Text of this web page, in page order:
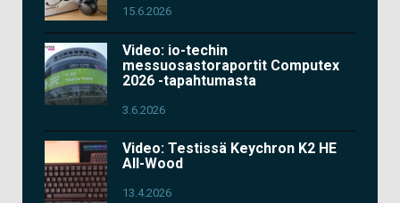
15.6.2026
Video: io-techin
messuosastoraportit Computex
2026 -tapahtumasta
3.6.2026
Video: Testissä Keychron K2 HE
All-Wood
13.4.2026